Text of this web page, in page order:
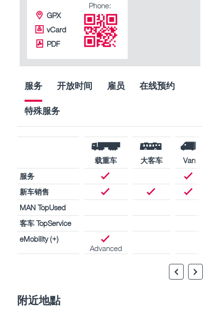
GPX
vCard
PDF
Phone:
服务 开放时间 雇员 在线预约
特殊服务
载重车 大客车
Van
服务
新车销售
MAN TopUsed
客车 TopService
eMobility (+)
Advanced
附近地點